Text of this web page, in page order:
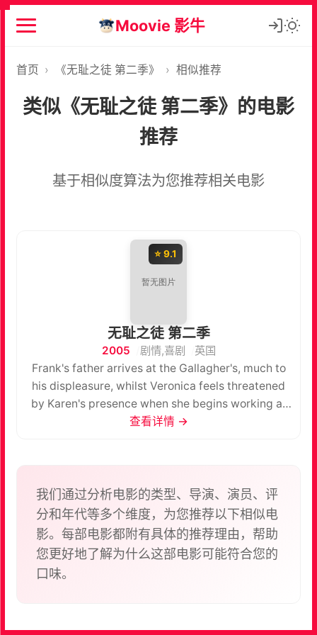
Moovie 影牛
首页 › 《无耻之徒 第二季》 › 相似推荐
类似《无耻之徒 第二季》的电影
推荐
基于相似度算法为您推荐相关电影
⭐ 9.1
无耻之徒 第二季
2005 剧情,喜剧
英国
Frank's father arrives at the Gallagher's, much to
his displeasure, whilst Veronica feels threatened
by Karen's presence when she begins working at
the pub.
查看详情 →
我们通过分析电影的类型、导演、演员、评
分和年代等多个维度，为您推荐以下相似电
影。每部电影都附有具体的推荐理由，帮助
您更好地了解为什么这部电影可能符合您的
口味。